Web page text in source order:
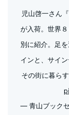
児山啓一さん
が入荷。世界
別に紹介。足
インと、サイ
その街に暮ら
— 青山ブック